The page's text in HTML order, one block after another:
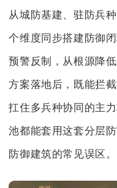
从城防基建、驻防兵
个维度同步搭建防御
预警反制，从根源降
方案落地后，既能拦
扛住多兵种协同的主
池都能套用这套分层
防御建筑的常见误区。